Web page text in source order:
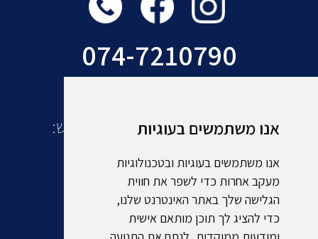
אנו משתמשים בעוגיות
אנו משתמשים בעוגיות ובטכנולוגיות
מעקב אחרות כדי לשפר את חווית
הגלישה שלך באתר האינטרנט שלנו,
כדי להציג לך תוכן מותאם אישית
074-7210790
עוד מקבוצת אמסלם תיירות ונופש: